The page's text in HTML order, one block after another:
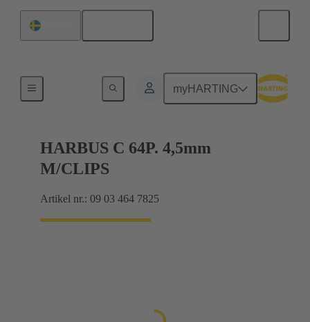
myHARTING
Förbindning moderkort till dotterkort
HARBUS C 64P. 4,5mm
M/CLIPS
Artikel nr.: 09 03 464 7825